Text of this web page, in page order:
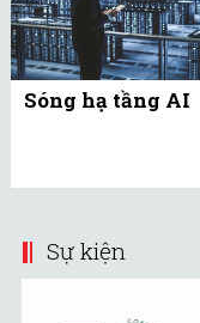
Sóng hạ tầng AI
Sự kiện